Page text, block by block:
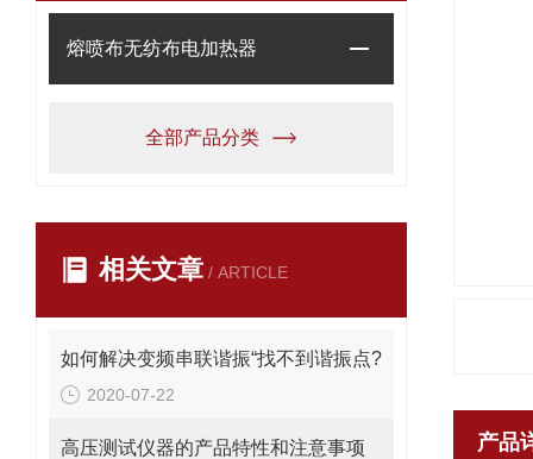
熔喷布无纺布电加热器
全部产品分类
相关文章 / ARTICLE
如何解决变频串联谐振“找不到谐振点?
2020-07-22
高压测试仪器的产品特性和注意事项 产品